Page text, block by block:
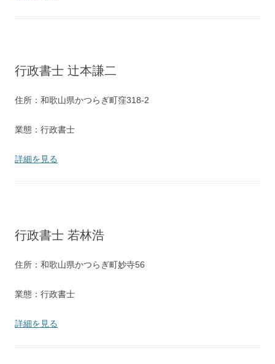
行政書士 辻本謙二
住所：和歌山県かつらぎ町窪318-2
業態：行政書士
詳細を見る
行政書士 若林浩
住所：和歌山県かつらぎ町妙寺56
業態：行政書士
詳細を見る